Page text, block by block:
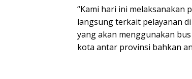
“Kami hari ini melaksanakan
langsung terkait pelayanan
yang akan menggunakan
kota antar provinsi bahkan